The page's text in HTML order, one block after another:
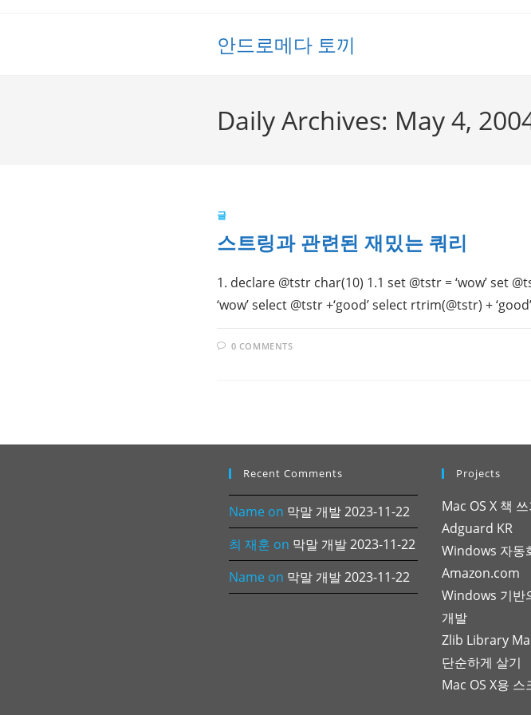
안드로메다 토끼
Daily Archives: May 4,
글
스트링과 관련된 재밌는 쿼리
1. declare @tstr char(10) 1.1 set @tstr = ‘wow’ set
‘wow’ select @tstr +‘good’ select rtrim(@tstr) +
0 COMMENTS
Recent Comments
Name on 막말 개발 2023-11-22
최 재훈 on 막말 개발 2023-11-22
Name on 막말 개발 2023-11-22
Projects
Mac OS X 책 쓰
Adguard KR
Windows 자동
Amazon.com
Windows 기반
개발
Zlib Library
단순하게 살기
Mac OS X용 스